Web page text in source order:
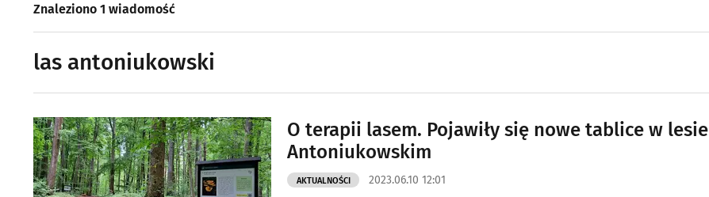
Znaleziono 1 wiadomość
las antoniukowski
O terapii lasem. Pojawiły się nowe tablice w lesie
Antoniukowskim
AKTUALNOŚCI 2023.06.10 12:01